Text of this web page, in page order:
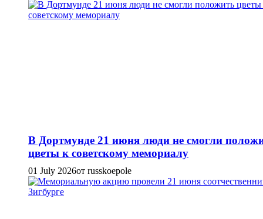
В Дортмунде 21 июня люди не смогли
цветы к советскому мемориалу
01 July 2026от russkoepole